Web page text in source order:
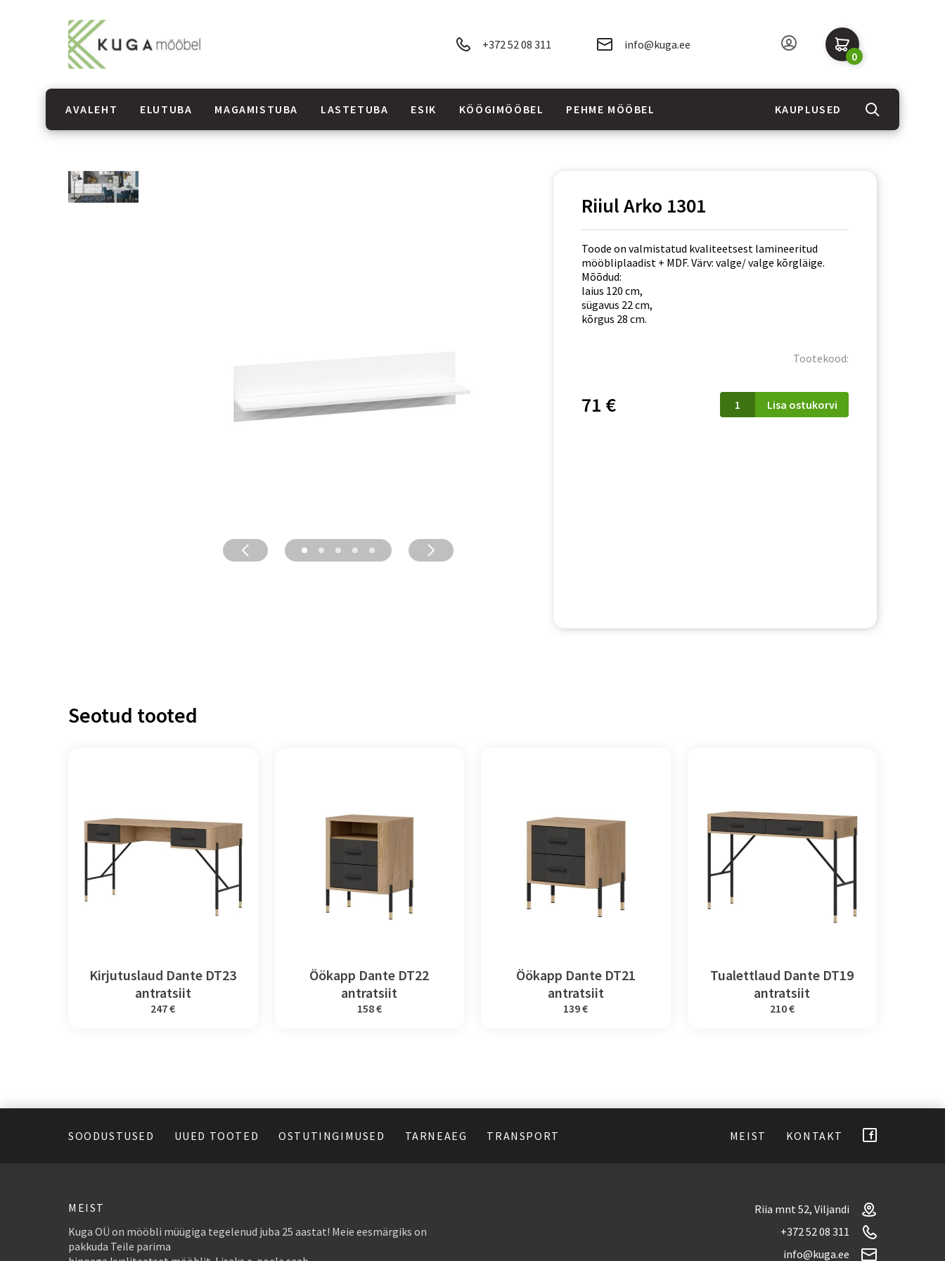
+372 52 08 311 info@kuga.ee
0
AVALEHT ELUTUBA MAGAMISTUBA LASTETUBA ESIK KÖÖGIMÖÖBEL PEHME MÖÖBEL KAUPLUSED
Riiul Arko 1301
Toode on valmistatud kvaliteetsest lamineeritud
mööbliplaadist + MDF. Värv: valge/ valge kõrgläige.
Mõõdud:
laius 120 cm,
sügavus 22 cm,
kõrgus 28 cm.
Tootekood:
71 €
Riiul
Arko
Lisa ostukorvi
Seotud tooted
Kirjutuslaud Dante DT23
antratsiit
247 €
Öökapp Dante DT22
antratsiit
158 €
Öökapp Dante DT21
antratsiit
139 €
Tualettlaud Dante DT19
antratsiit
210 €
SOODUSTUSED UUED TOOTED OSTUTINGIMUSED TARNEAEG TRANSPORT MEIST KONTAKT
MEIST
Kuga OÜ on mööbli müügiga tegelenud juba 25 aastat! Meie eesmärgiks on
pakkuda Teile parima
Riia mnt 52, Viljandi
+372 52 08 311
info@kuga.ee